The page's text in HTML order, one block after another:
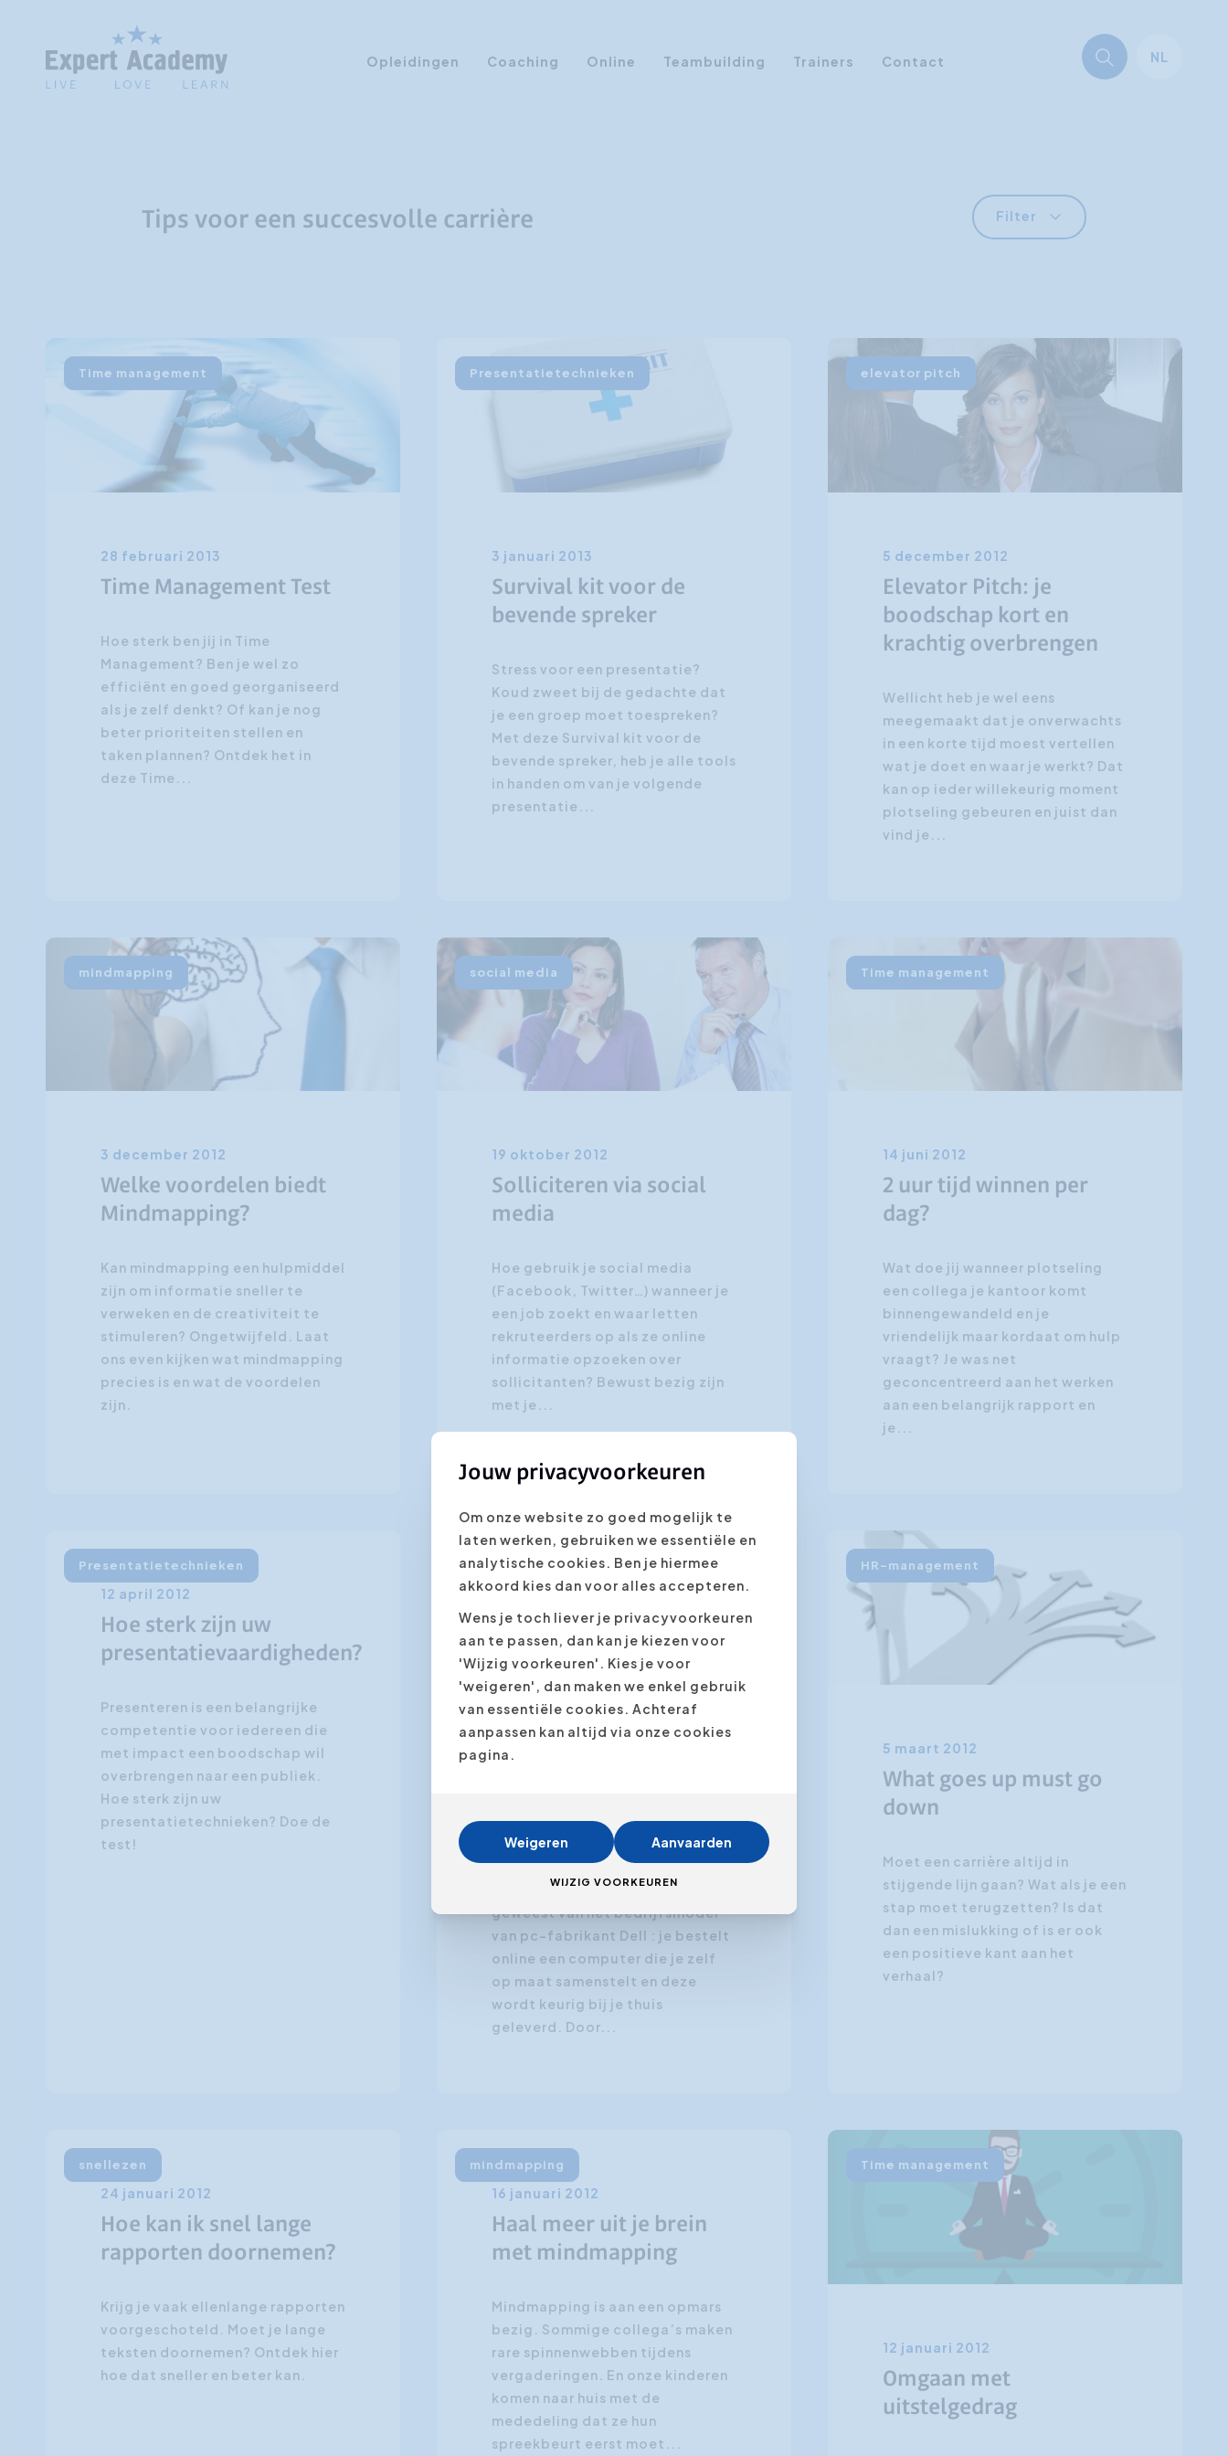
Opleidingen
Leiderschap Training
Persoonlijkheidsprofielen
Management Training
Social Media Training
Coaching Online Teambuilding Trainers Contact NL
Tips voor een succesvolle carrière Filter
Time management
28 februari 2013
Time Management Test
Hoe sterk ben jij in Time
Management? Ben je wel zo
efficiënt en goed georganiseerd
als je zelf denkt? Of kan je nog
beter prioriteiten stellen en
taken plannen? Ontdek het in
deze Time...
Presentatietechnieken
3 januari 2013
Survival kit voor de
bevende spreker
Stress voor een presentatie?
Koud zweet bij de gedachte dat
je een groep moet toespreken?
Met deze Survival kit voor de
bevende spreker, heb je alle tools
in handen om van je volgende
presentatie...
elevator pitch
5 december 2012
Elevator Pitch: je
boodschap kort en
krachtig overbrengen
Wellicht heb je wel eens
meegemaakt dat je onverwachts
in een korte tijd moest vertellen
wat je doet en waar je werkt? Dat
kan op ieder willekeurig moment
plotseling gebeuren en juist dan
vind je...
mindmapping
3 december 2012
Welke voordelen biedt
Mindmapping?
Kan mindmapping een hulpmiddel
zijn om informatie sneller te
verweken en de creativiteit te
stimuleren? Ongetwijfeld. Laat
ons even kijken wat mindmapping
precies is en wat de voordelen
zijn.
social media
19 oktober 2012
Solliciteren via social
media
Hoe gebruik je social media
(Facebook, Twitter…) wanneer je
een job zoekt en waar letten
rekruteerders op als ze online
informatie opzoeken over
sollicitanten? Bewust bezig zijn
met je...
Time management
14 juni 2012
2 uur tijd winnen per
dag?
Wat doe jij wanneer plotseling
een collega je kantoor komt
binnengewandeld en je
vriendelijk maar kordaat om hulp
vraagt? Je was net
geconcentreerd aan het werken
aan een belangrijk rapport en
je...
Presentatietechnieken
12 april 2012
Hoe sterk zijn uw
presentatievaardigheden?
Presenteren is een belangrijke
competentie voor iedereen die
met impact een boodschap wil
overbrengen naar een publiek.
Hoe sterk zijn uw
presentatietechnieken? Doe de
test!
Klantvriendelijkheid
klanten
Ik ben jarenlang grote fan
geweest van het bedrijfsmodel
van pc-fabrikant Dell : je bestelt
online een computer die je zelf
op maat samenstelt en deze
wordt keurig bij je thuis
geleverd. Door...
HR-management
5 maart 2012
What goes up must go
down
Moet een carrière altijd in
stijgende lijn gaan? Wat als je een
stap moet terugzetten? Is dat
dan een mislukking of is er ook
een positieve kant aan het
verhaal?
snellezen
24 januari 2012
Hoe kan ik snel lange
rapporten doornemen?
Krijg je vaak ellenlange rapporten
voorgeschoteld. Moet je lange
teksten doornemen? Ontdek hier
hoe dat sneller en beter kan.
mindmapping
16 januari 2012
Haal meer uit je brein
met mindmapping
Mindmapping is aan een opmars
bezig. Sommige collega’s maken
rare spinnenwebben tijdens
vergaderingen. En onze kinderen
komen naar huis met de
mededeling dat ze hun
spreekbeurt eerst moet...
Time management
12 januari 2012
Omgaan met
uitstelgedrag
Jouw privacyvoorkeuren
Om onze website zo goed mogelijk te
laten werken, gebruiken we essentiële en
analytische cookies. Ben je hiermee
akkoord kies dan voor alles accepteren.
Wens je toch liever je privacyvoorkeuren
aan te passen, dan kan je kiezen voor
'Wijzig voorkeuren'. Kies je voor
'weigeren', dan maken we enkel gebruik
van essentiële cookies. Achteraf
aanpassen kan altijd via onze cookies
pagina.
Weigeren Aanvaarden
WIJZIG VOORKEUREN